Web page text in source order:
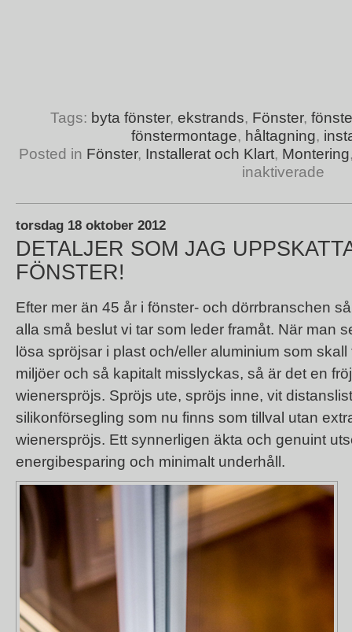
Tags: byta fönster, ekstrands, Fönster,
fönstermontage, håltagning,
Posted in Fönster, Installerat och Klart, Montering
inaktiverade
torsdag 18 oktober 2012
DETALJER SOM JAG
FÖNSTER!
Efter mer än 45 år i fönster- och dörrbranschen
alla små beslut vi tar som leder framåt. När man
lösa spröjsar i plast och/eller aluminium som
miljöer och så kapitalt misslyckas, så är det en
wienerspröjs. Spröjs ute, spröjs inne, vit
silikonförsegling som nu finns som tillval utan
wienerspröjs. Ett synnerligen äkta och genuint
energibesparing och minimalt underhåll.